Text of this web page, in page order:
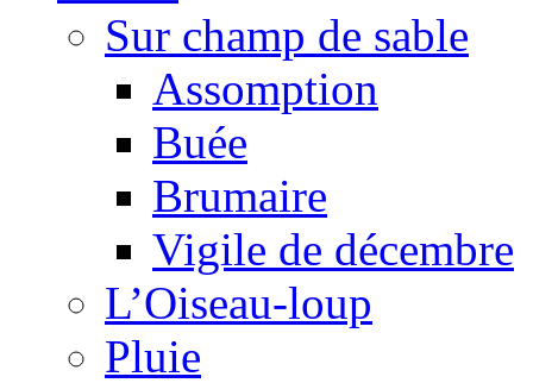
Sur champ de sable
Assomption
Buée
Brumaire
Vigile de décembre
L’Oiseau-loup
Pluie